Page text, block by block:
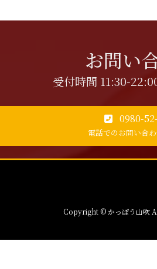
お問い
受付時間 11:30-
0980-
電話でのお問い合
Copyright © かっぽう山吹